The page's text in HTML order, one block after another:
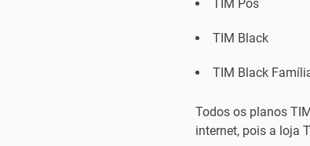
TIM Pós
TIM Black
TIM Black
Todos os planos
internet, pois a loja